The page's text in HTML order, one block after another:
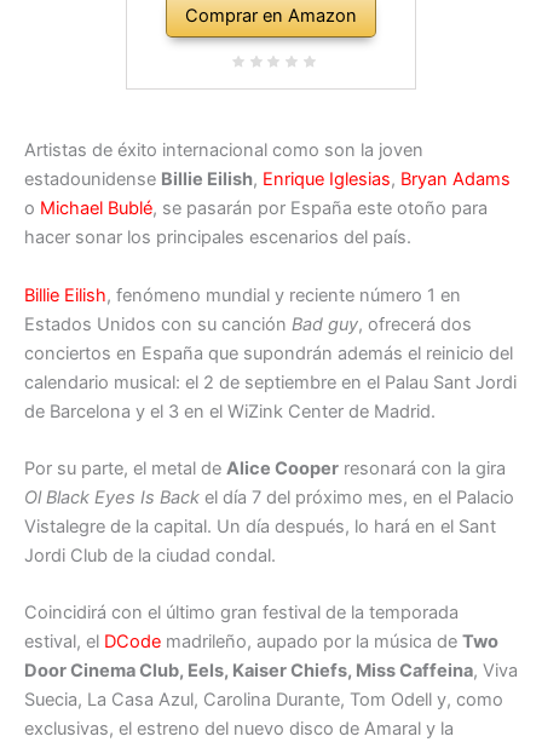
Comprar en Amazon
Artistas de éxito internacional como son la joven
estadounidense Billie Eilish, Enrique Iglesias, Bryan Adams
o Michael Bublé, se pasarán por España este otoño para
hacer sonar los principales escenarios del país.
Billie Eilish, fenómeno mundial y reciente número 1 en
Estados Unidos con su canción Bad guy, ofrecerá dos
conciertos en España que supondrán además el reinicio del
calendario musical: el 2 de septiembre en el Palau Sant Jordi
de Barcelona y el 3 en el WiZink Center de Madrid.
Por su parte, el metal de Alice Cooper resonará con la gira
Ol Black Eyes Is Back el día 7 del próximo mes, en el Palacio
Vistalegre de la capital. Un día después, lo hará en el Sant
Jordi Club de la ciudad condal.
Coincidirá con el último gran festival de la temporada
estival, el DCode madrileño, aupado por la música de Two
Door Cinema Club, Eels, Kaiser Chiefs, Miss Caffeina, Viva
Suecia, La Casa Azul, Carolina Durante, Tom Odell y, como
exclusivas, el estreno del nuevo disco de Amaral y la